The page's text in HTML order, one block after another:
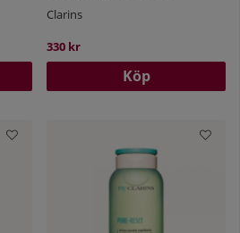
Clarins
330 kr
Köp